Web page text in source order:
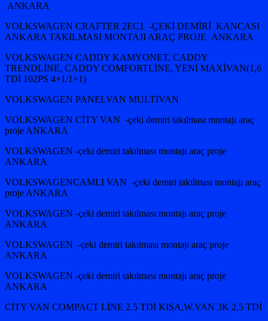
ANKARA
VOLKSWAGEN CRAFTER 2EC1 -ÇEKİ DEMİRİ KANCASI
ANKARA TAKILMASI MONTAJI ARAÇ PROJE ANKARA
VOLKSWAGEN CADDY KAMYONET, CADDY
TRENDLİNE, CADDY COMFORTLİNE, YENİ MAXİVAN(1,6
TDİ 102PS 4+1/1+1)
VOLKSWAGEN PANELVAN MULTİVAN
VOLKSWAGEN CİTY VAN -çeki demiri takılması montajı araç
proje ANKARA
VOLKSWAGEN -çeki demiri takılması montajı araç proje
ANKARA
VOLKSWAGENCAMLI VAN -çeki demiri takılması montajı araç
proje ANKARA
VOLKSWAGEN -çeki demiri takılması montajı araç proje
ANKARA
VOLKSWAGEN -çeki demiri takılması montajı araç proje
ANKARA
VOLKSWAGEN -çeki demiri takılması montajı araç proje
ANKARA
CİTY VAN COMPACT LİNE 2,5 TDİ KISA,W.VAN 3K 2,5 TDİ